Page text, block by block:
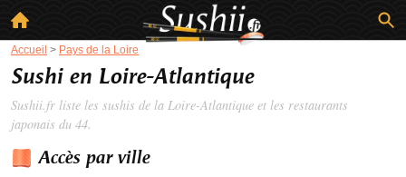
Accueil > Pays de la Loire
Sushi en Loire-Atlantique
Sushii.fr liste les sushis de la Loire-Atlantique et les restaurants
japonais du 44.
Accès par ville